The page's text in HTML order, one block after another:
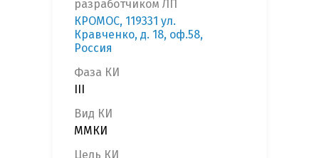
разработчиком ЛП
КРОМОС, 119331 ул.
Кравченко, д. 18, оф.58,
Россия
Фаза КИ
Вид КИ
ММКИ
Цель КИ